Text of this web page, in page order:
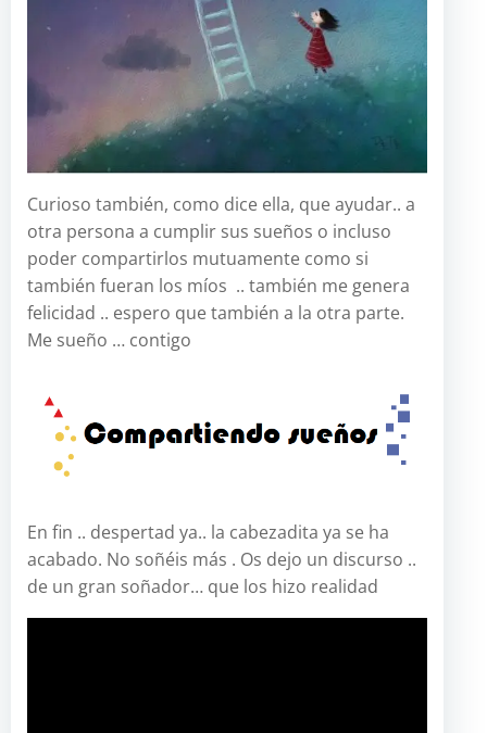
Curioso también, como dice ella, que ayudar.. a
otra persona a cumplir sus sueños o incluso
poder compartirlos mutuamente como si
también fueran los míos .. también me genera
felicidad .. espero que también a la otra parte.
Me sueño … contigo
En fin .. despertad ya.. la cabezadita ya se ha
acabado. No soñéis más . Os dejo un discurso ..
de un gran soñador… que los hizo realidad